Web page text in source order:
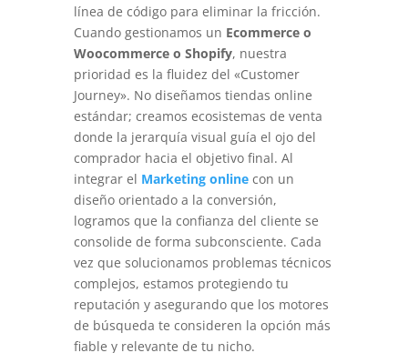
línea de código para eliminar la fricción.
Cuando gestionamos un Ecommerce o
Woocommerce o Shopify, nuestra
prioridad es la fluidez del «Customer
Journey». No diseñamos tiendas online
estándar; creamos ecosistemas de venta
donde la jerarquía visual guía el ojo del
comprador hacia el objetivo final. Al
integrar el Marketing onlinecon un
diseño orientado a la conversión,
logramos que la confianza del cliente se
consolide de forma subconsciente. Cada
vez que solucionamos problemas técnicos
complejos, estamos protegiendo tu
reputación y asegurando que los motores
de búsqueda te consideren la opción más
fiable y relevante de tu nicho.